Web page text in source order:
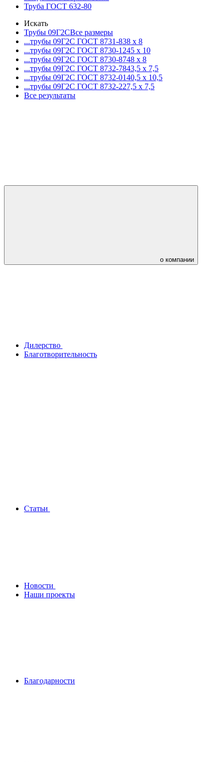
Труба ГОСТ 632-80
Искать
Трубы 09Г2СВсе размеры
...трубы 09Г2С ГОСТ 8731-838 x 8
...трубы 09Г2С ГОСТ 8730-1245 x 10
...трубы 09Г2С ГОСТ 8730-8748 x 8
...трубы 09Г2С ГОСТ 8732-7843,5 x 7,5
...трубы 09Г2С ГОСТ 8732-0140,5 x 10,5
...трубы 09Г2С ГОСТ 8732-227,5 x 7,5
Все результаты
о компании
Дилерство
Благотворительность
Статьи
Новости
Наши проекты
Благодарности